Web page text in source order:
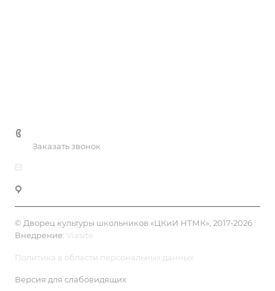
Заказать звонок
© Дворец культуры школьников «ЦКиИ НТМК», 2017-2026
Внедрение: Viasite
Политика в области персональных данных
Версия для слабовидящих